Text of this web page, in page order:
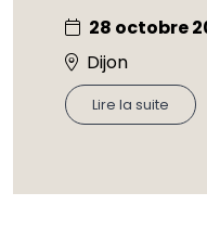
28 octobre
Dijon
Lire la suite